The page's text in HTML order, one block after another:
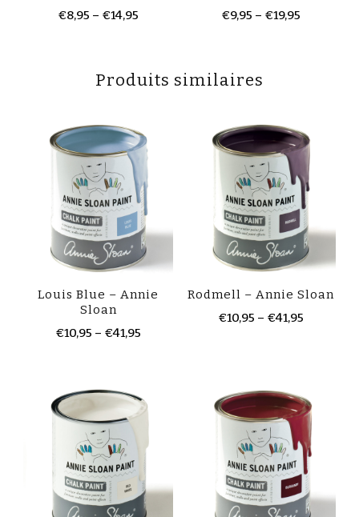
€8,95 – €14,95
€9,95 – €19,95
Produits similaires
Louis Blue – Annie
Sloan
€10,95 – €41,95
Rodmell – Annie Sloan
€10,95 – €41,95